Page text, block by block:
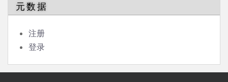
元数据
注册
登录